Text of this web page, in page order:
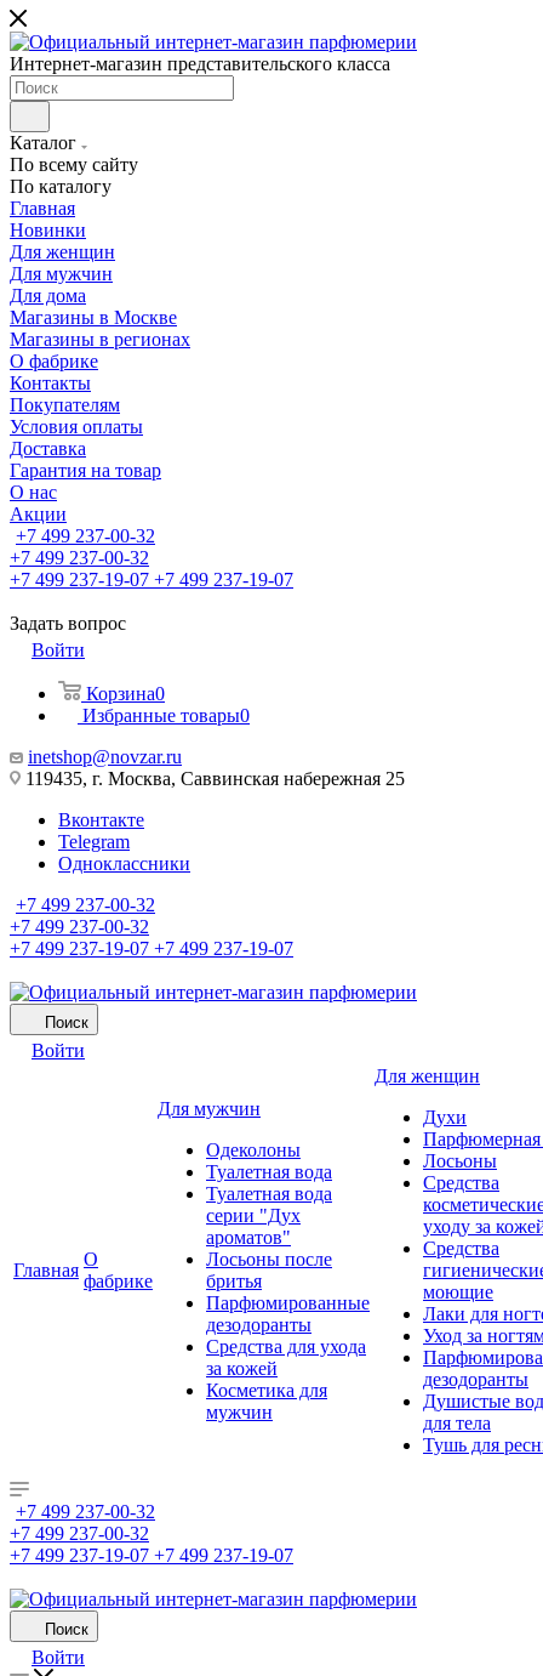
Интернет-магазин представительского класса
Каталог
По всему сайту
По каталогу
Главная
Новинки
Для женщин
Для мужчин
Для дома
Магазины в Москве
Магазины в регионах
О фабрике
Контакты
Покупателям
Условия оплаты
Доставка
Гарантия на товар
О нас
Акции
+7 499 237-00-32
+7 499 237-00-32
+7 499 237-19-07 +7 499 237-19-07
Задать вопрос
Войти
Корзина0
Избранные товары0
inetshop@novzar.ru
119435, г. Москва, Саввинская набережная 25
Вконтакте
Telegram
Одноклассники
+7 499 237-00-32
+7 499 237-00-32
+7 499 237-19-07 +7 499 237-19-07
Поиск
Войти
Главная
О
фабрике
Для мужчин
Одеколоны
Туалетная вода
Туалетная вода
серии "Дух
ароматов"
Лосьоны после
бритья
Парфюмированные
дезодоранты
Средства для ухода
за кожей
Косметика для
мужчин
Для женщин
Духи
Парфюмерная
Лосьоны
Средства
уходу за
Средства
моющие
Лаки для
Уход за
дезодоранты
Душистые
для тела
Тушь для
+7 499 237-00-32
+7 499 237-00-32
+7 499 237-19-07 +7 499 237-19-07
Поиск
Войти